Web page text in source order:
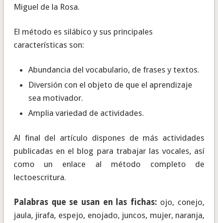
Miguel de la Rosa.
El método es silábico y sus principales
características son:
Abundancia del vocabulario, de frases y textos.
Diversión con el objeto de que el aprendizaje
sea motivador.
Amplia variedad de actividades.
Al final del artículo dispones de más actividades
publicadas en el blog para trabajar las vocales, así
como un enlace al método completo de
lectoescritura.
Palabras que se usan en las fichas: ojo, conejo,
jaula, jirafa, espejo, enojado, juncos, mujer, naranja,